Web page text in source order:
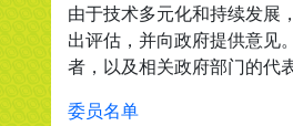
由于技术多元化和持续发展
出评估，并向政府提供意见
者，以及相关政府部门的代
委员名单